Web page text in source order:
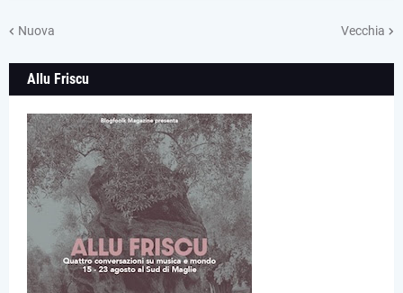
Nuova Vecchia
Allu Friscu